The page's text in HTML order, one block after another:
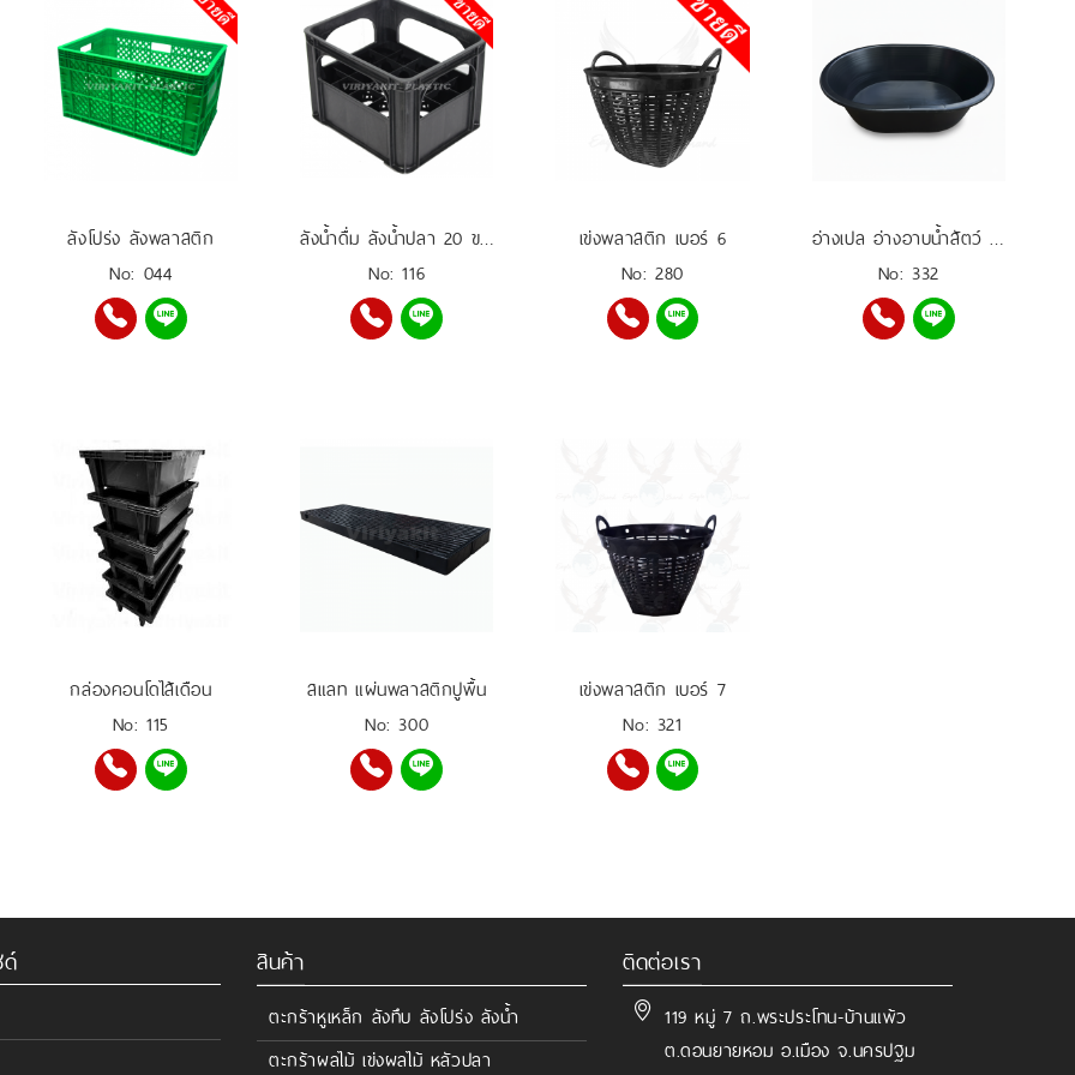
ลังโปร่ง ลังพลาสติก
No: 044
ลังน้ำดื่ม ลังน้ำปลา 20 ขวด
No: 116
เข่งพลาสติก เบอร์ 6
No: 280
อ่างเปล อ่างอาบน้ำสัตว์ อ่างเลี้ยงปลา อ่างผสมปูน 200 ลิตร
No: 332
กล่องคอนโดไส้เดือน
No: 115
สแลท แผ่นพลาสติกปูพื้น
No: 300
เข่งพลาสติก เบอร์ 7
No: 321
สินค้า
ตะกร้าหูเหล็ก ลังทึบ ลังโปร่ง ลังน้ำ
ตะกร้าผลไม้ เข่งผลไม้ หลัวปลา
ติดต่อเรา
119 หมู่ 7 ถ.พระประโทน-บ้านแพ้ว
ต.ดอนยายหอม อ.เมือง จ.นครปฐม